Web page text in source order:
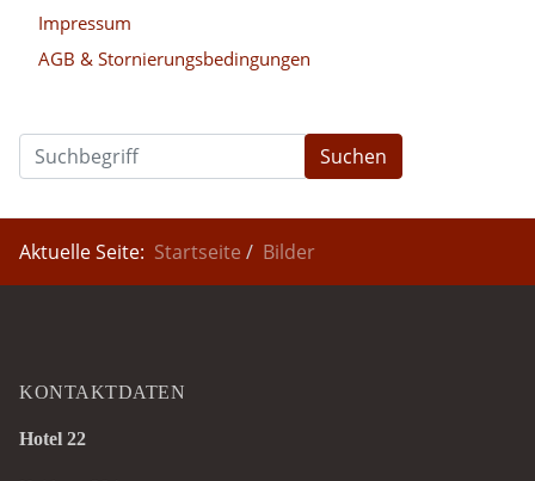
Impressum
AGB & Stornierungsbedingungen
Suchen
Aktuelle Seite: Startseite Bilder
KONTAKTDATEN
Hotel 22